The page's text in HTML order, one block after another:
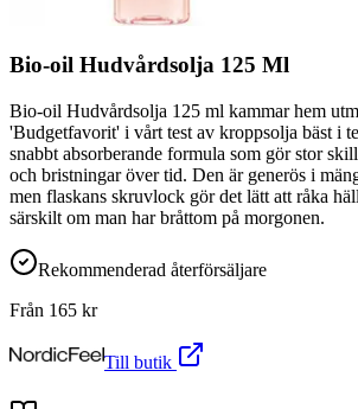
Bio-oil Hudvårdsolja 125 Ml
Bio-oil Hudvårdsolja 125 ml kammar hem
'Budgetfavorit' i vårt test av kroppsolja bäst i
snabbt absorberande formula som gör stor
och bristningar över tid. Den är generös i
men flaskans skruvlock gör det lätt att råka
särskilt om man har bråttom på morgonen.
Rekommenderad återförsäljare
Från 165 kr
Till butik